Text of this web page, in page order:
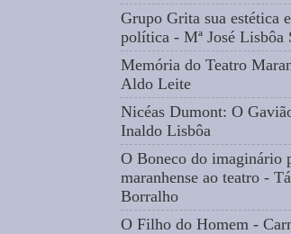
Grupo Grita sua estética
política - Mª José Lisbôa
Memória do Teatro
Aldo Leite
Nicéas Dumont: O
Inaldo Lisbôa
O Boneco do imaginário
maranhense ao teatro -
Borralho
O Filho do Homem -